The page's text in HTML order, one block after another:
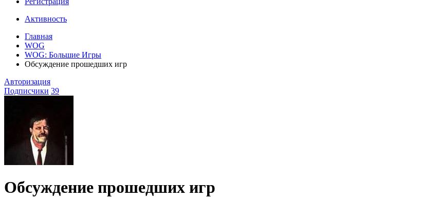
Активность
Главная
WOG
WOG: Большие Игры
Обсуждение прошедших игр
Авторизация
Подписчики 39
Обсуждение прошедших игр